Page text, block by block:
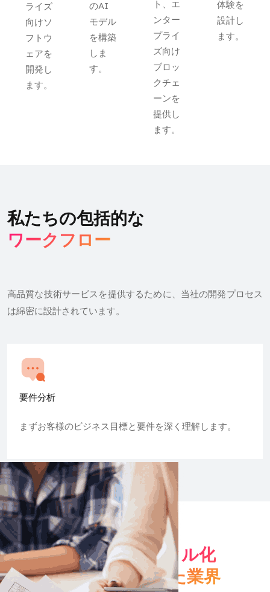
ライズ
向けソ
フトウ
ェアを
開発し
ます。
のAI
モデル
を構築
しま
す。
ト、エ
ンター
プライ
ズ向け
ブロッ
クチェ
ーンを
提供し
ます。
体験を
設計し
ます。
私たちの包括的な
ワークフロー
高品質な技術サービスを提供するために、当社の開発プロセス
は綿密に設計されています。
要件分析
まずお客様のビジネス目標と要件を深く理解します。
私たちが デジタル化
と高度化を進めた業界